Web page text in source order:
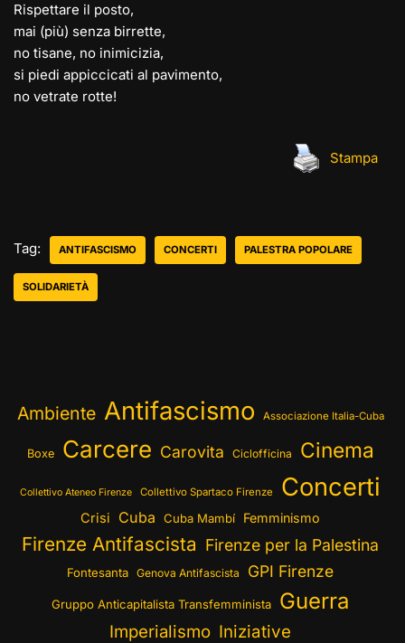
Rispettare il posto,
mai (più) senza birrette,
no tisane, no inimicizia,
si piedi appiccicati al pavimento,
no vetrate rotte!
Stampa
Tag: ANTIFASCISMO CONCERTI PALESTRA POPOLARE
SOLIDARIETÀ
Ambiente Antifascismo Associazione Italia-Cuba
Boxe Carcere Carovita Ciclofficina Cinema
Collettivo Ateneo Firenze Collettivo Spartaco Firenze Concerti
Crisi Cuba Cuba Mambí Femminismo
Firenze Antifascista Firenze per la Palestina
Fontesanta Genova Antifascista GPI Firenze
Gruppo Anticapitalista Transfemminista Guerra
Imperialismo Iniziative